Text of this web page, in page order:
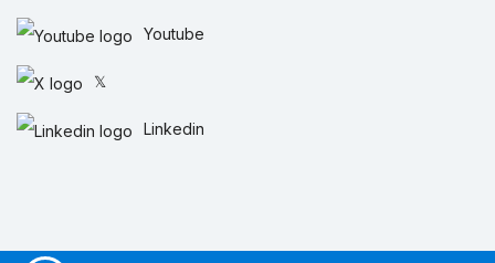
Youtube
𝕏
Linkedin